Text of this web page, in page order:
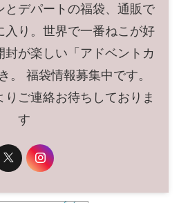
とデパートの福袋、通販で
入り。世界で一番ねこが好
封が楽しい「アドベントカ
。 福袋情報募集中です。
りご連絡お待ちしておりま
す